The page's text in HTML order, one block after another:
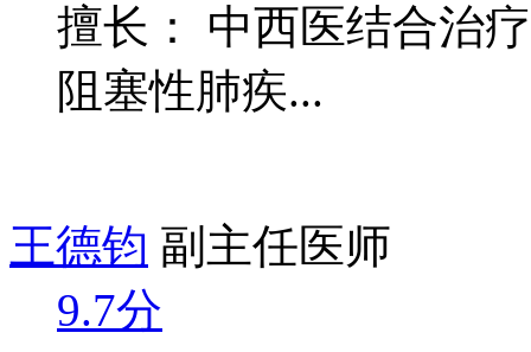
擅长： 中西医结合治
阻塞性肺疾...
王德钧 副主任医师
9.7分